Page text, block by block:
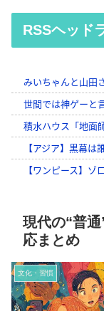
RSSヘッド
現代の“普
応まとめ
文化・習慣